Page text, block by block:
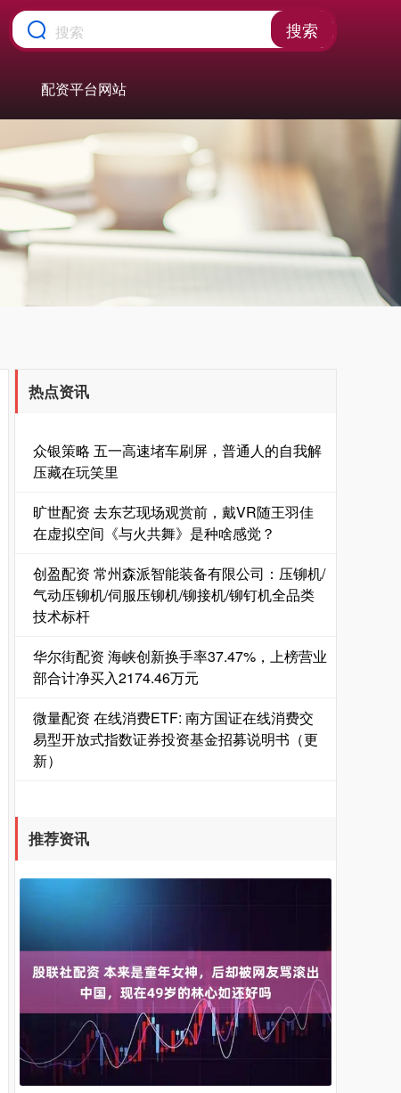
搜索
配资平台网站
热点资讯
众银策略 五一高速堵车刷屏，普通人的自我解
压藏在玩笑里
旷世配资 去东艺现场观赏前，戴VR随王羽佳
在虚拟空间《与火共舞》是种啥感觉？
创盈配资 常州森派智能装备有限公司：压铆机/
气动压铆机/伺服压铆机/铆接机/铆钉机全品类
技术标杆
华尔街配资 海峡创新换手率37.47%，上榜营业
部合计净买入2174.46万元
微量配资 在线消费ETF: 南方国证在线消费交
易型开放式指数证券投资基金招募说明书（更
新）
推荐资讯